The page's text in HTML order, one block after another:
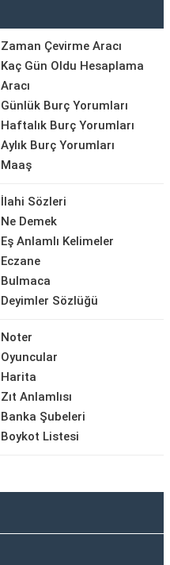
Zaman Çevirme Aracı
Kaç Gün Oldu Hesaplama
Aracı
Günlük Burç Yorumları
Haftalık Burç Yorumları
Aylık Burç Yorumları
Maaş
İlahi Sözleri
Ne Demek
Eş Anlamlı Kelimeler
Eczane
Bulmaca
Deyimler Sözlüğü
Noter
Oyuncular
Harita
Zıt Anlamlısı
Banka Şubeleri
Boykot Listesi